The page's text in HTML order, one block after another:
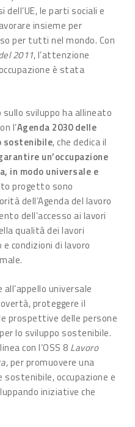
le parti sociali e
insieme per
per tutti nel mondo. Con
2011, l’attenzione
è stata
sullo sviluppo ha allineato
l’Agenda 2030 delle
sostenibile, che dedica il
un’occupazione
in modo universale e
progetto sono
dell’Agenda del lavoro
dell’accesso ai lavori
qualità dei lavori
condizioni di lavoro
universale
proteggere il
prospettive delle persone
lo sviluppo sostenibile.
con l’OSS 8 Lavoro
, per promuovere una
sostenibile, occupazione e
iniziative che